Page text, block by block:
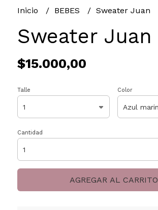
Inicio BEBES Sweater Juan
Sweater Juan
$15.000,00
Talle Color
Cantidad
AGREGAR AL CARRITO